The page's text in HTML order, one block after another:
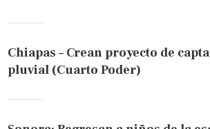
Chiapas – Crean proyecto de
pluvial (Cuarto Poder)